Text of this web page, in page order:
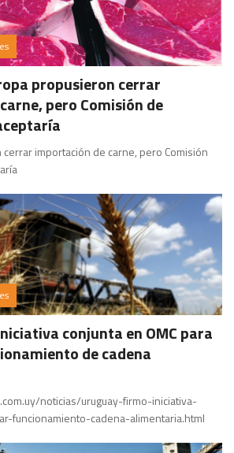
propusieron cerrar
pero Comisión de
importación de carne, pero Comisión
conjunta en OMC para
de cadena
noticias/uruguay-firmo-iniciativa-
funcionamiento-cadena-alimentaria.html